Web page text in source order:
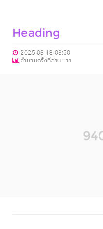
Heading
2025-03-18 03:50
จำนวนครั้งที่อ่าน : 11